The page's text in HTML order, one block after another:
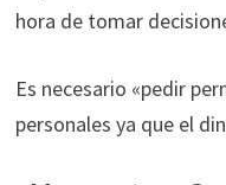
hora de tomar
Es necesario «pedir
personales ya que el